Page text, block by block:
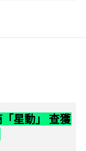
星動」 查獲